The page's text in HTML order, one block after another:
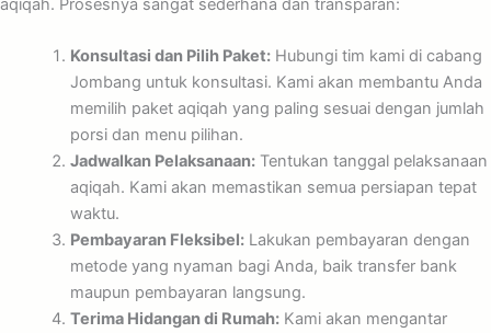
aqiqah. Prosesnya sangat sederhana dan transparan:
Konsultasi dan Pilih Paket:Hubungi tim kami di cabang
Jombang untuk konsultasi. Kami akan membantu Anda
memilih paket aqiqah yang paling sesuai dengan jumlah
porsi dan menu pilihan.
Jadwalkan Pelaksanaan:Tentukan tanggal pelaksanaan
aqiqah. Kami akan memastikan semua persiapan tepat
waktu.
Pembayaran Fleksibel:Lakukan pembayaran dengan
metode yang nyaman bagi Anda, baik transfer bank
maupun pembayaran langsung.
Terima Hidangan di Rumah:Kami akan mengantar